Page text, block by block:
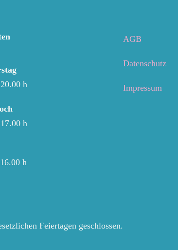
h
h
h
Feiertagen geschlossen.
AGB
Datenschutz
Impressum